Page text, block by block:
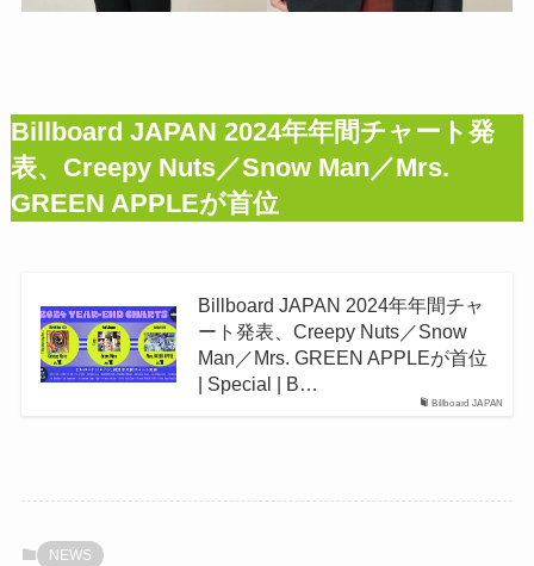
Billboard JAPAN 2024年年間チャート発
表、Creepy Nuts／Snow Man／Mrs.
GREEN APPLEが首位
Billboard JAPAN
Billboard JAPAN 2024年年間チャ
ート発表、Creepy Nuts／Snow
Man／Mrs. GREEN APPLEが首位
| Special | B…
NEWS